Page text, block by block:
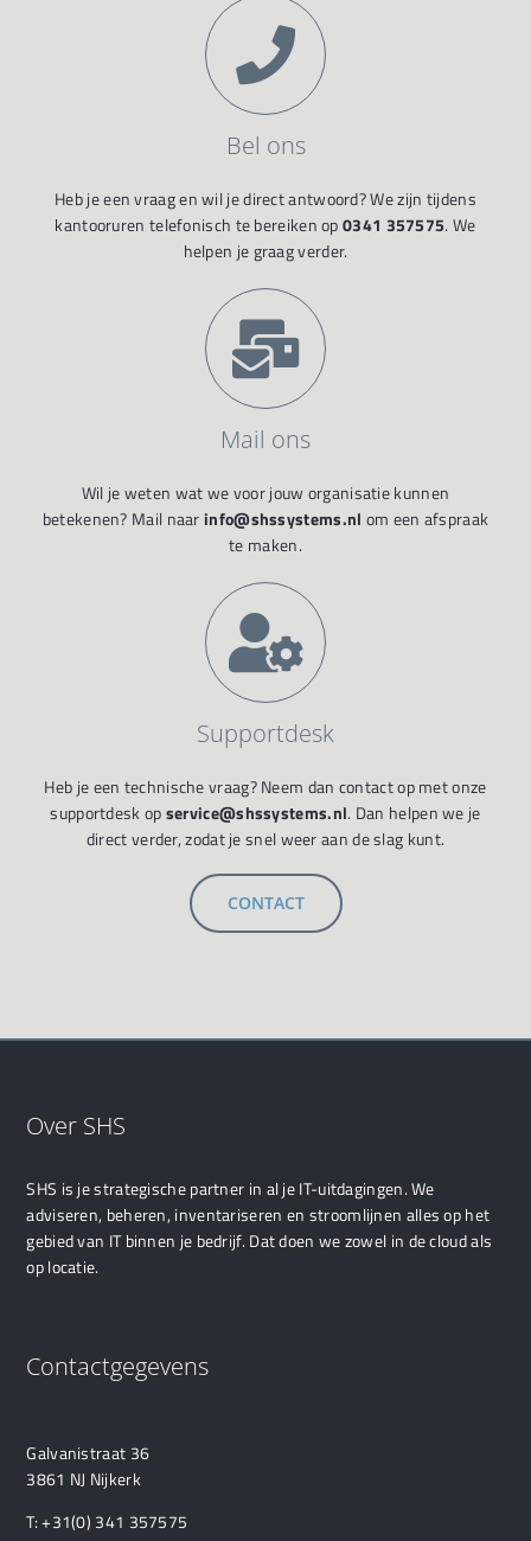
Bel ons
Heb je een vraag en wil je direct antwoord? We zijn tijdens
kantooruren telefonisch te bereiken op0341 357575. We
helpen je graag verder.
Mail ons
Wil je weten wat we voor jouw organisatie kunnen
betekenen? Mail naar info@shssystems.nl om een afspraak
te maken.
Supportdesk
Heb je een technische vraag? Neem dan contact op met onze
supportdesk opservice@shssystems.nl. Dan helpen we je
direct verder, zodat je snel weer aan de slag kunt.
CONTACT
Over SHS
SHS is je strategische partner in al je IT-uitdagingen. We
adviseren, beheren, inventariseren en stroomlijnen alles op het
gebied van IT binnen je bedrijf. Dat doen we zowel in de cloud als
op locatie.
Contactgegevens
Galvanistraat 36
3861 NJ Nijkerk
T:+31(0) 341 357575